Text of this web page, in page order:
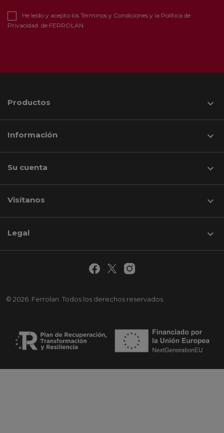
He leído y acepto los Términos y Condiciones y la Política de
Privacidad de FERROLAN
Productos 
Información 
Su cuenta 
Visítanos keyboard_arrow_down
© 2026. Ferrolan. Todos los derechos reservados.
Legal 